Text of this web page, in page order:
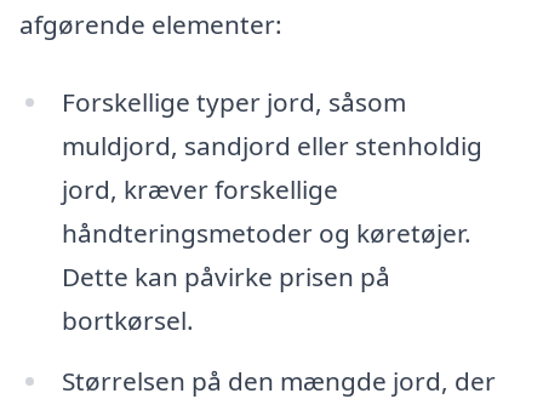
afgørende elementer:
Forskellige typer jord, såsom
muldjord, sandjord eller stenholdig
jord, kræver forskellige
håndteringsmetoder og køretøjer.
Dette kan påvirke prisen på
bortkørsel.
Størrelsen på den mængde jord, der